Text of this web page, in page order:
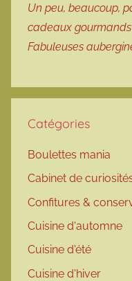
Un peu, beaucoup,
cadeaux gourmands
Fabuleuses
Catégories
Boulettes mania
Cabinet de
Confitures &
Cuisine d'automne
Cuisine d'été
Cuisine d'hiver